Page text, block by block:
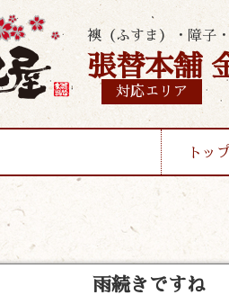
襖（ふすま）・障子
張替本舗
対応エリア
トップ
雨続きですね